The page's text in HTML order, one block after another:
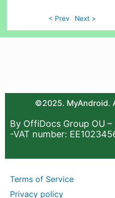
< Prev Next >
©2025. MyAndroid.
By OffiDocs Group OU
-VAT number:
Terms of Service
Privacy policy